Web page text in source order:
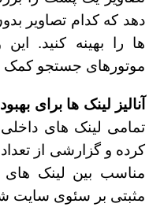
ها را بهینه کنید. این
موتورهای جستجو کمک
آنالیز لینک ها برای
تمامی لینک های
کرده و گزارشی از
مناسب بین لینک های
مثبتی بر سئوی سایت